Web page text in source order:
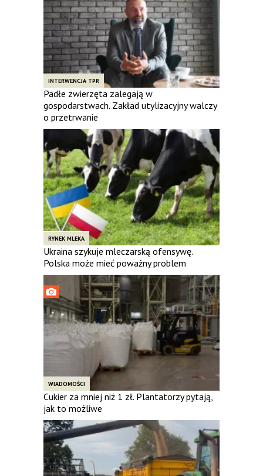
INTERWENCJA TPR
Padłe zwierzęta zalegają w
gospodarstwach. Zakład utylizacyjny walczy
o przetrwanie
RYNEK MLEKA
Ukraina szykuje mleczarską ofensywę.
Polska może mieć poważny problem
WIADOMOŚCI
Cukier za mniej niż 1 zł. Plantatorzy pytają,
jak to możliwe